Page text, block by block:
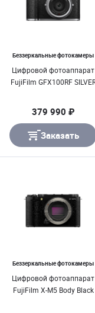
Беззеркальные фотокамеры
Цифровой фотоаппарат
FujiFilm GFX100RF
379 990 ₽
Заказать
Беззеркальные фотокамеры
Цифровой фотоаппарат
FujiFilm X-M5 Body Black